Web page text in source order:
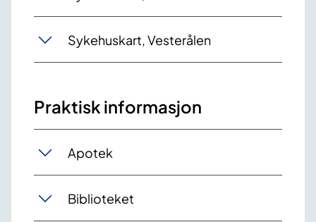
Sykehuskart, Vesterålen
Praktisk informasjon
Apotek
Biblioteket